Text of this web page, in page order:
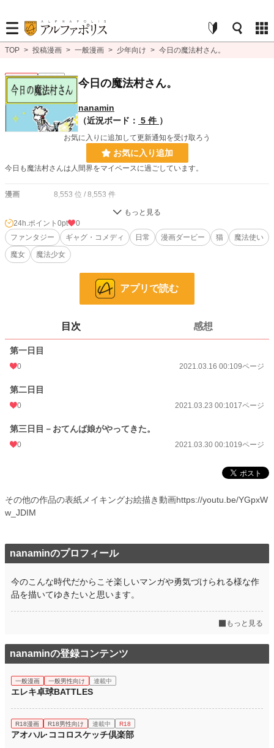
TOP > 投稿漫画 > 一般漫画 > 少年向け > 今日の魔法村さん。
少年向け 連載中 今日の魔法村さん。
nanamin
（近況ボード： 5 件 ）
お気に入りに追加して更新通知を受け取ろう
お気に入り追加
今日も魔法村さんは人間界をマイペースに過ごしています。
漫画 8,553 位 / 8,553 件
お気に入り
24h.ポイント 0 pt
2021.03.30 00:10
2021.03.16 00:10
週間ポイント
月間ポイント
年間ポイント
累計ポイント
24h.ポイント 0pt
0
ファンタジー
ギャグ・コメディ 日常 漫画ダービー 猫
魔法使い
魔女
魔法少女
アプリで読む
目次 感想
第一日目
0 2021.03.16 00:109ページ
第二日目
0 2021.03.23 00:1017ページ
第三日目－おてんば娘がやってきた。
0 2021.03.30 00:1019ページ
その他の作品の表紙メイキングお絵描き動画https://youtu.be/YGpxW
w_JDIM
nanaminのプロフィール
今のこんな時代だからこそ楽しいマンガや勇気づけられる様な作
品を描いてゆきたいと思います。
もっと見る
nanaminの登録コンテンツ
一般漫画 一般男性向け 連載中
エレキ卓球BATTLES
R18漫画 R18男性向け 連載中 R18
アオハル·ココロスケッチ倶楽部